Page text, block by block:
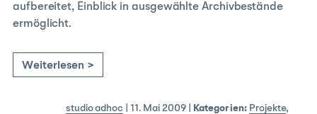
aufbereitet, Einblick in ausgewählte Archivbestände
ermöglicht.
Weiterlesen >
studio adhoc 11. Mai 2009| Kategorien: Projekte,